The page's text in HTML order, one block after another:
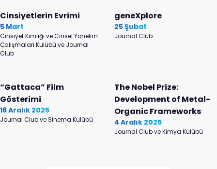
Cinsiyetlerin Evrimi
5 Mart
Cinsiyet Kimliği ve Cinsel Yönelim
Çalışmaları Kulübü ve Journal
Club
geneXplore
25 Şubat
Journal Club
“Gattaca” Film
Gösterimi
16 Aralık 2025
Journal Club ve Sinema Kulübü
The Nobel Prize:
Development of Metal-
Organic Frameworks
4 Aralık 2025
Journal Club ve Kimya Kulübü